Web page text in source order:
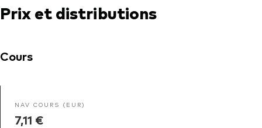
Prix et distributions
Cours
NAV COURS (EUR)
7,11 €